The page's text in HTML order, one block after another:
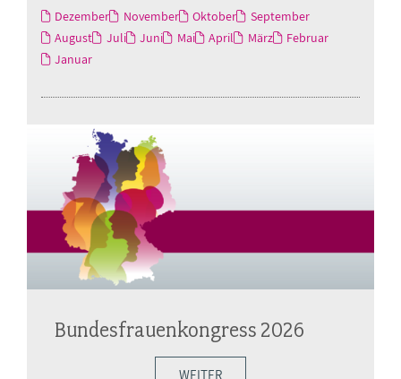
Dezember November Oktober
September
August
Juli Juni Mai April März
Februar
Januar
Bundesfrauenkongress 2026
WEITER